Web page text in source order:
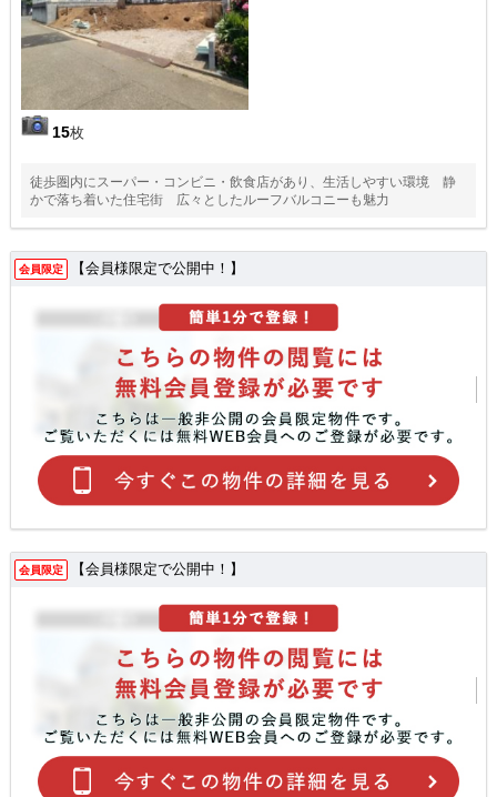
15枚
徒歩圏内にスーパー・コンビニ・飲食店があり、生活しやすい環境 静
かで落ち着いた住宅街 広々としたルーフバルコニーも魅力
会員限定 【会員様限定で公開中！】
会員限定 【会員様限定で公開中！】